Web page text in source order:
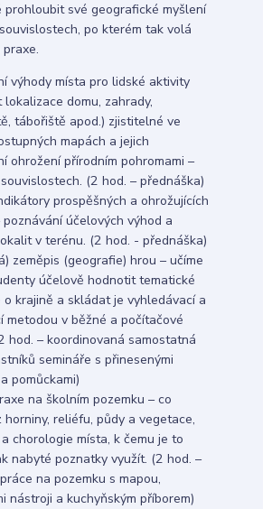
prohloubit své geografické myšlení
po kterém tak volá
výhody místa pro lidské aktivity
lokalizace domu, zahrady,
tábořiště apod.) zjistitelné ve
mapách a jejich
ohrožení přírodním pohromami –
(2 hod. – přednáška)
prospěšných a ohrožujících
účelových výhod a
v terénu. (2 hod. - přednáška)
zeměpis (geografie) hrou – učíme
účelově hodnotit tematické
o krajině a skládat je vyhledávací a
metodou v běžné a počítačové
hod. – koordinovaná samostatná
semináře s přinesenými
pomůckami)
na školním pozemku – co
horniny, reliéfu, půdy a vegetace,
chorologie místa, k čemu je to
nabyté poznatky využít. (2 hod. –
na pozemku s mapou,
nástroji a kuchyňským příborem)